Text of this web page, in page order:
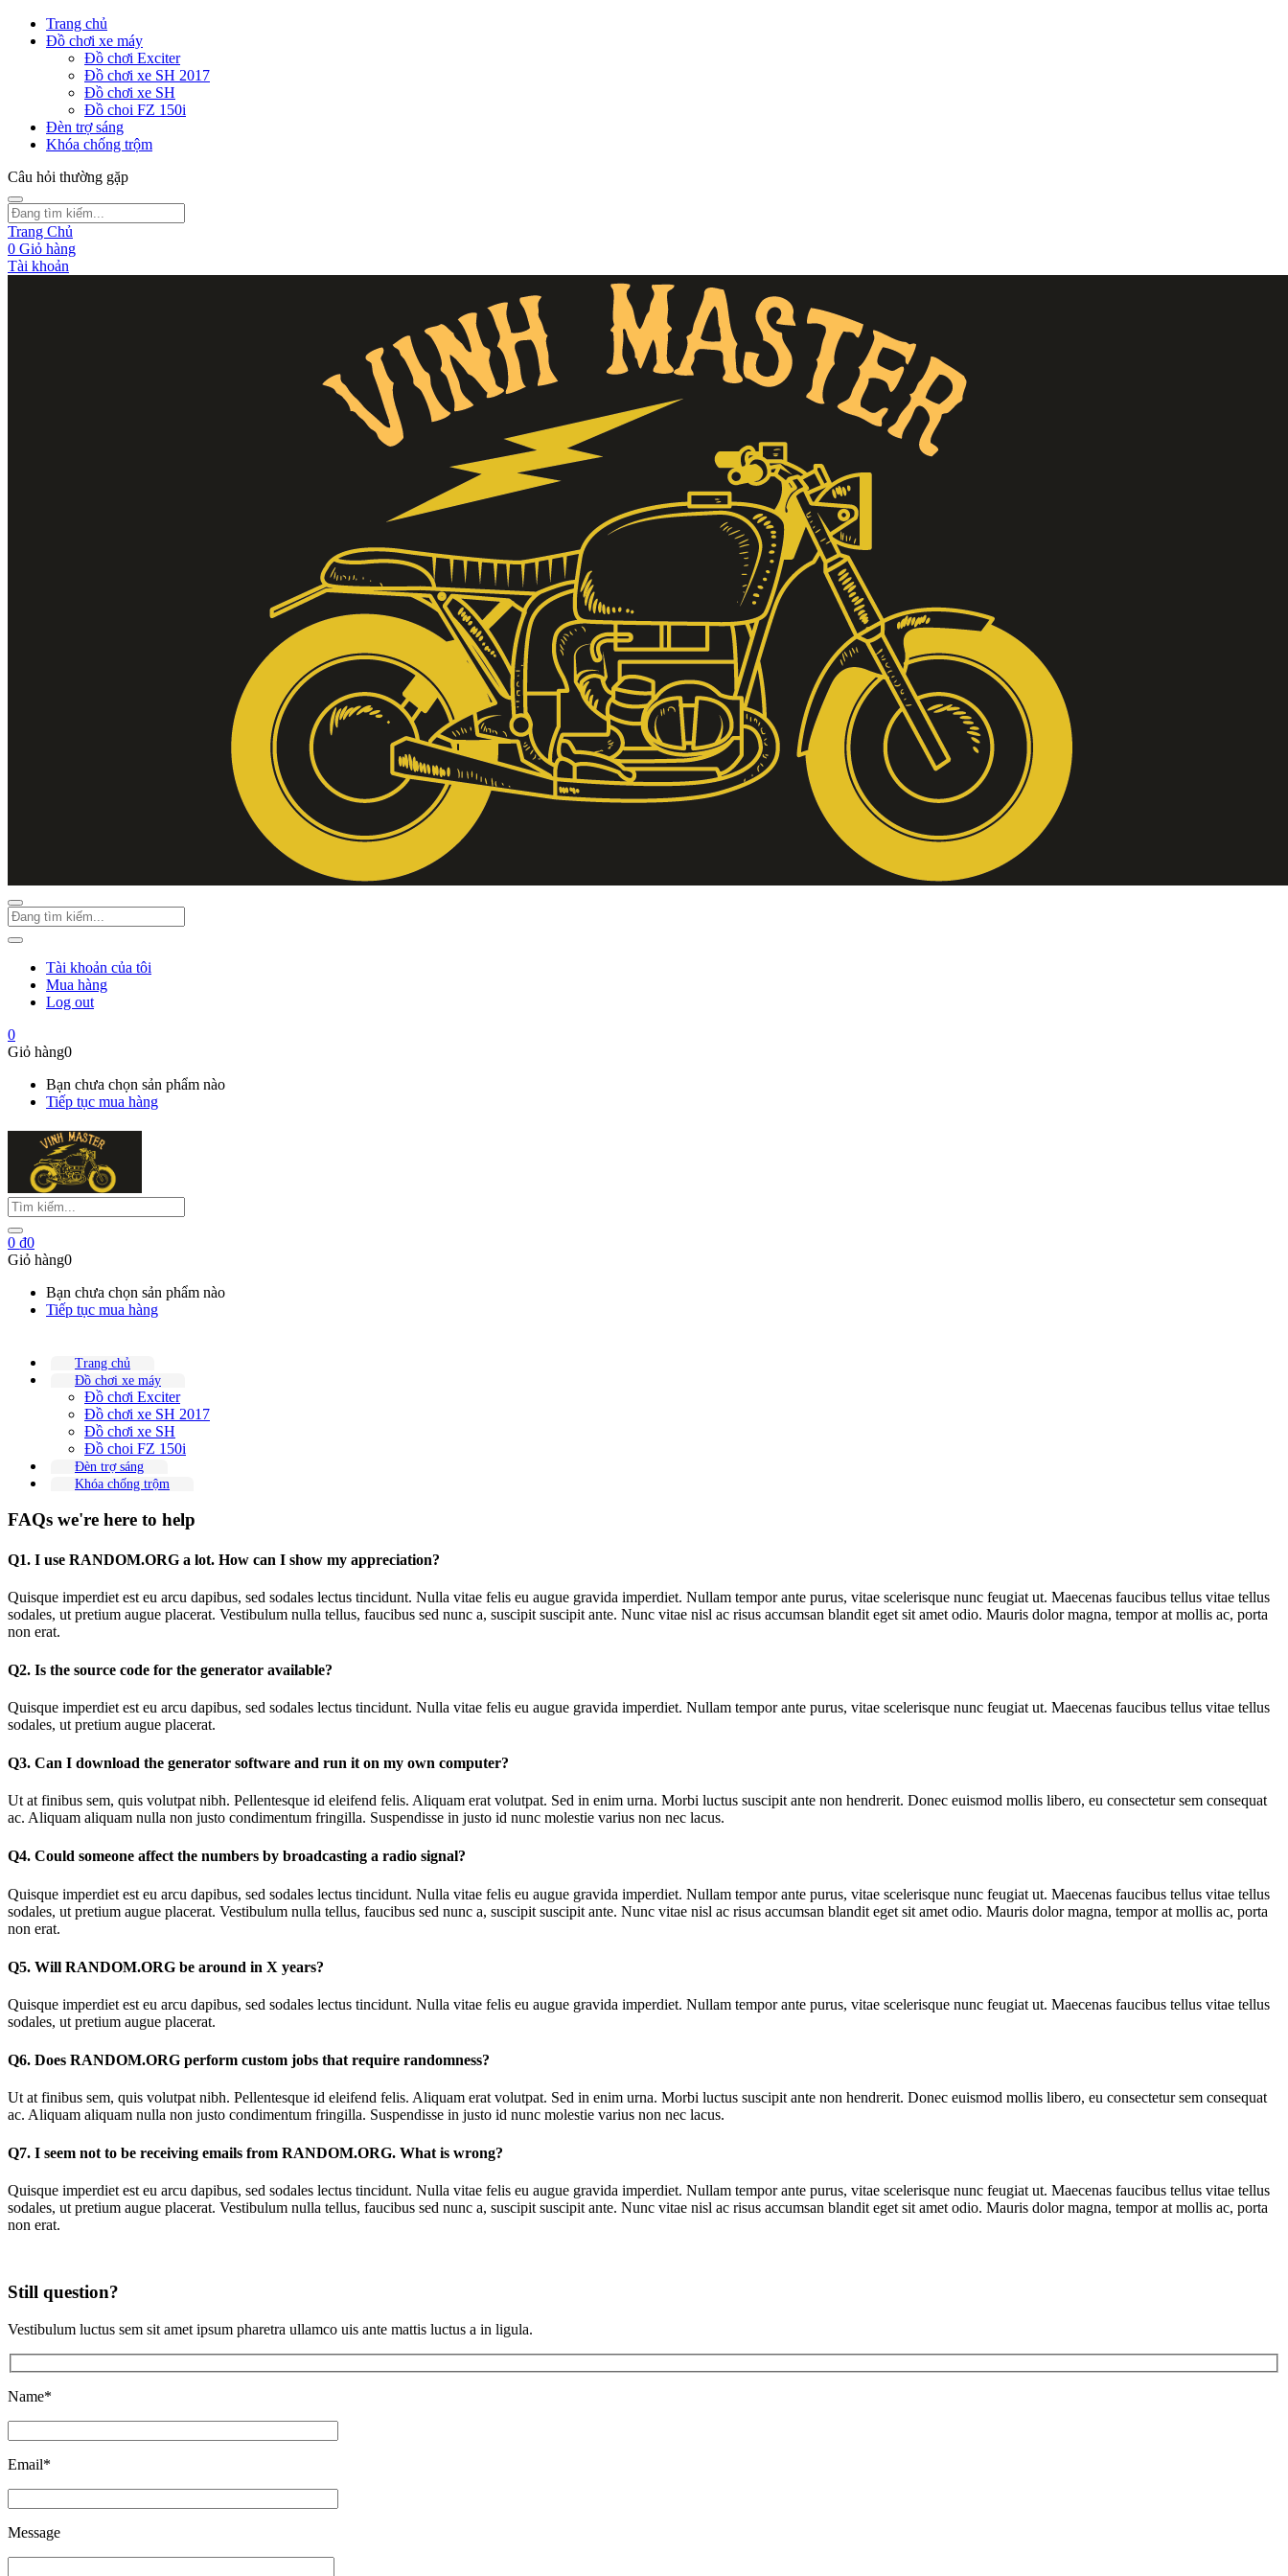
Trang chủ
Đồ chơi xe máy
Đồ chơi Exciter
Đồ chơi xe SH 2017
Đồ chơi xe SH
Đồ choi FZ 150i
Đèn trợ sáng
Khóa chống trộm
Câu hỏi thường gặp
Trang Chủ
0 Giỏ hàng
Tài khoản
Tài khoản của tôi
Mua hàng
Log out
0
Giỏ hàng0
Bạn chưa chọn sản phẩm nào
Tiếp tục mua hàng
0 ₫0
Giỏ hàng0
Bạn chưa chọn sản phẩm nào
Tiếp tục mua hàng
Trang chủ
Đồ chơi xe máy
Đồ chơi Exciter
Đồ chơi xe SH 2017
Đồ chơi xe SH
Đồ choi FZ 150i
Đèn trợ sáng
Khóa chống trộm
FAQs we're here to help
Q1. I use RANDOM.ORG a lot. How can I show my appreciation?
Quisque imperdiet est eu arcu dapibus, sed sodales lectus tincidunt. Nulla vitae felis eu augue gravida imperdiet. Nullam tempor ante purus, vitae scelerisque nunc feugiat ut. Maecenas faucibus tellus vitae tellus
sodales, ut pretium augue placerat. Vestibulum nulla tellus, faucibus sed nunc a, suscipit suscipit ante. Nunc vitae nisl ac risus accumsan blandit eget sit amet odio. Mauris dolor magna, tempor at mollis ac, porta
non erat.
Q2. Is the source code for the generator available?
Quisque imperdiet est eu arcu dapibus, sed sodales lectus tincidunt. Nulla vitae felis eu augue gravida imperdiet. Nullam tempor ante purus, vitae scelerisque nunc feugiat ut. Maecenas faucibus tellus vitae tellus
sodales, ut pretium augue placerat.
Q3. Can I download the generator software and run it on my own computer?
Ut at finibus sem, quis volutpat nibh. Pellentesque id eleifend felis. Aliquam erat volutpat. Sed in enim urna. Morbi luctus suscipit ante non hendrerit. Donec euismod mollis libero, eu consectetur sem consequat
ac. Aliquam aliquam nulla non justo condimentum fringilla. Suspendisse in justo id nunc molestie varius non nec lacus.
Q4. Could someone affect the numbers by broadcasting a radio signal?
Quisque imperdiet est eu arcu dapibus, sed sodales lectus tincidunt. Nulla vitae felis eu augue gravida imperdiet. Nullam tempor ante purus, vitae scelerisque nunc feugiat ut. Maecenas faucibus tellus vitae tellus
sodales, ut pretium augue placerat. Vestibulum nulla tellus, faucibus sed nunc a, suscipit suscipit ante. Nunc vitae nisl ac risus accumsan blandit eget sit amet odio. Mauris dolor magna, tempor at mollis ac, porta
non erat.
Q5. Will RANDOM.ORG be around in X years?
Quisque imperdiet est eu arcu dapibus, sed sodales lectus tincidunt. Nulla vitae felis eu augue gravida imperdiet. Nullam tempor ante purus, vitae scelerisque nunc feugiat ut. Maecenas faucibus tellus vitae tellus
sodales, ut pretium augue placerat.
Q6. Does RANDOM.ORG perform custom jobs that require randomness?
Ut at finibus sem, quis volutpat nibh. Pellentesque id eleifend felis. Aliquam erat volutpat. Sed in enim urna. Morbi luctus suscipit ante non hendrerit. Donec euismod mollis libero, eu consectetur sem consequat
ac. Aliquam aliquam nulla non justo condimentum fringilla. Suspendisse in justo id nunc molestie varius non nec lacus.
Q7. I seem not to be receiving emails from RANDOM.ORG. What is wrong?
Quisque imperdiet est eu arcu dapibus, sed sodales lectus tincidunt. Nulla vitae felis eu augue gravida imperdiet. Nullam tempor ante purus, vitae scelerisque nunc feugiat ut. Maecenas faucibus tellus vitae tellus
sodales, ut pretium augue placerat. Vestibulum nulla tellus, faucibus sed nunc a, suscipit suscipit ante. Nunc vitae nisl ac risus accumsan blandit eget sit amet odio. Mauris dolor magna, tempor at mollis ac, porta
non erat.
Still question?
Vestibulum luctus sem sit amet ipsum pharetra ullamco uis ante mattis luctus a in ligula.
Name*
Email*
Message